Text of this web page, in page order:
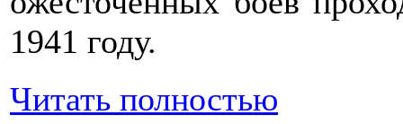
1941 году.
Читать полностью